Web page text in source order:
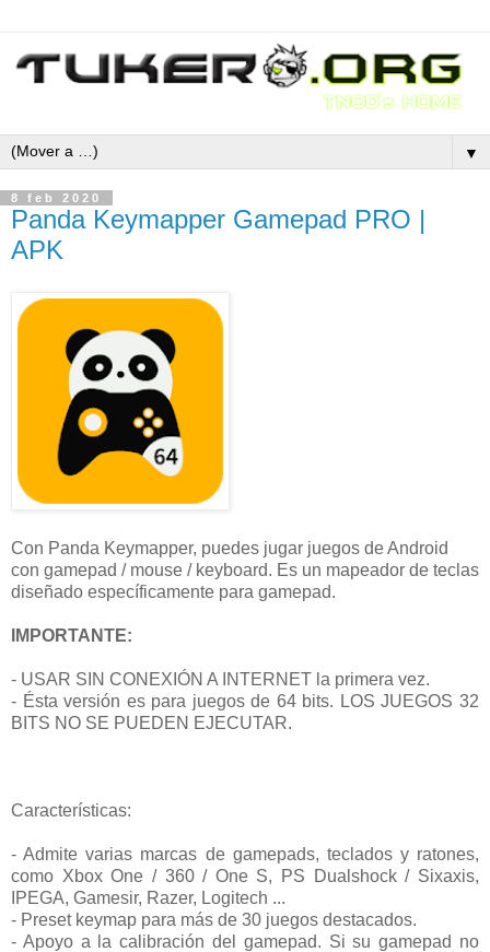
▼
8 feb 2020
Panda Keymapper Gamepad PRO |
APK
Con Panda Keymapper, puedes jugar juegos de Android
con gamepad / mouse / keyboard. Es un mapeador de teclas
diseñado específicamente para gamepad.
IMPORTANTE:
- USAR SIN CONEXIÓN A INTERNET la primera vez.
- Ésta versión es para juegos de 64 bits. LOS JUEGOS 32
BITS NO SE PUEDEN EJECUTAR.
Características:
- Admite varias marcas de gamepads, teclados y ratones,
como Xbox One / 360 / One S, PS Dualshock / Sixaxis,
IPEGA, Gamesir, Razer, Logitech ...
- Preset keymap para más de 30 juegos destacados.
- Apoyo a la calibración del gamepad. Si su gamepad no